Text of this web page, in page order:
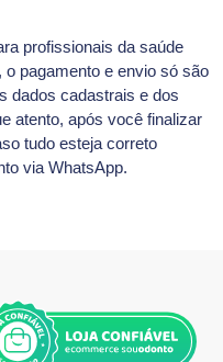
profissionais da saúde
pagamento e envio só são
dados cadastrais e dos
atento, após você finalizar
tudo esteja correto
via WhatsApp.